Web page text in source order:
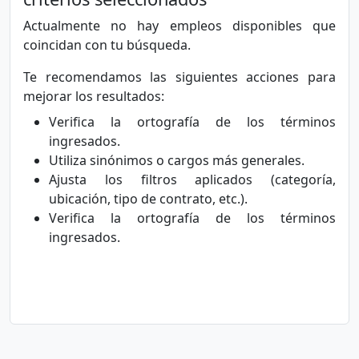
Actualmente no hay empleos disponibles que
coincidan con tu búsqueda.
Te recomendamos las siguientes acciones para
mejorar los resultados:
Verifica la ortografía de los términos
ingresados.
Utiliza sinónimos o cargos más generales.
Ajusta los filtros aplicados (categoría,
ubicación, tipo de contrato, etc.).
Verifica la ortografía de los términos
ingresados.